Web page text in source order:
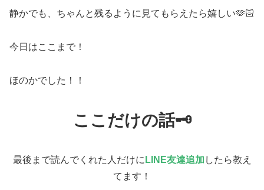
静かでも、ちゃんと残るように見てもらえたら嬉しい🫶🏻
今日はここまで！
ほのかでした！！
ここだけの話🗝️
最後まで読んでくれた人だけに LINE友達追加 したら教え
てます！